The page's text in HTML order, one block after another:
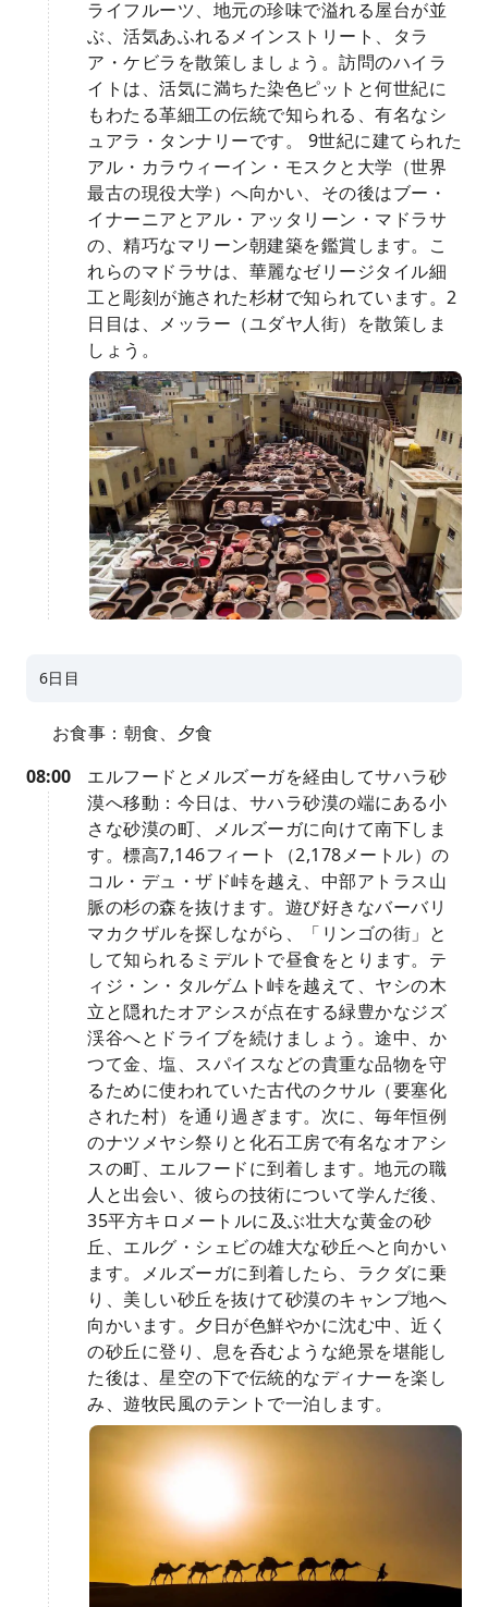
ライフルーツ、地元の珍味で溢れる屋台が並
ぶ、活気あふれるメインストリート、タラ
ア・ケビラを散策しましょう。訪問のハイラ
イトは、活気に満ちた染色ピットと何世紀に
もわたる革細工の伝統で知られる、有名なシ
ュアラ・タンナリーです。 9世紀に建てられた
アル・カラウィーイン・モスクと大学（世界
最古の現役大学）へ向かい、その後はブー・
イナーニアとアル・アッタリーン・マドラサ
の、精巧なマリーン朝建築を鑑賞します。こ
れらのマドラサは、華麗なゼリージタイル細
工と彫刻が施された杉材で知られています。2
日目は、メッラー（ユダヤ人街）を散策しま
しょう。
6日目
お食事：朝食、夕食
08:00
エルフードとメルズーガを経由してサハラ砂
漠へ移動：今日は、サハラ砂漠の端にある小
さな砂漠の町、メルズーガに向けて南下しま
す。標高7,146フィート（2,178メートル）の
コル・デュ・ザド峠を越え、中部アトラス山
脈の杉の森を抜けます。遊び好きなバーバリ
マカクザルを探しながら、「リンゴの街」と
して知られるミデルトで昼食をとります。テ
ィジ・ン・タルゲムト峠を越えて、ヤシの木
立と隠れたオアシスが点在する緑豊かなジズ
渓谷へとドライブを続けましょう。途中、か
つて金、塩、スパイスなどの貴重な品物を守
るために使われていた古代のクサル（要塞化
された村）を通り過ぎます。次に、毎年恒例
のナツメヤシ祭りと化石工房で有名なオアシ
スの町、エルフードに到着します。地元の職
人と出会い、彼らの技術について学んだ後、
35平方キロメートルに及ぶ壮大な黄金の砂
丘、エルグ・シェビの雄大な砂丘へと向かい
ます。メルズーガに到着したら、ラクダに乗
り、美しい砂丘を抜けて砂漠のキャンプ地へ
向かいます。夕日が色鮮やかに沈む中、近く
の砂丘に登り、息を呑むような絶景を堪能し
た後は、星空の下で伝統的なディナーを楽し
み、遊牧民風のテントで一泊します。